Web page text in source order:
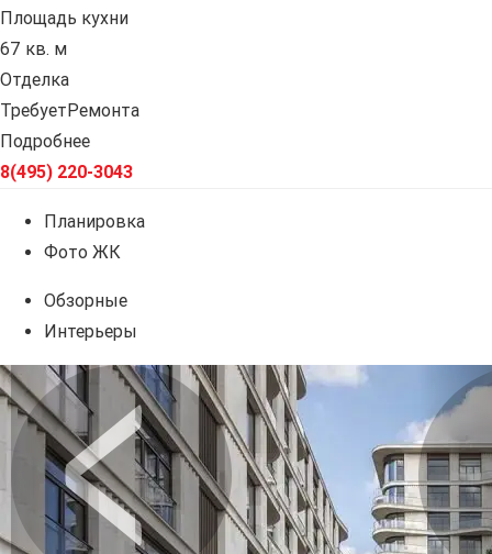
Площадь кухни
67 кв. м
Отделка
ТребуетРемонта
Подробнее
8(495) 220-3043
Планировка
Фото ЖК
Обзорные
Интерьеры